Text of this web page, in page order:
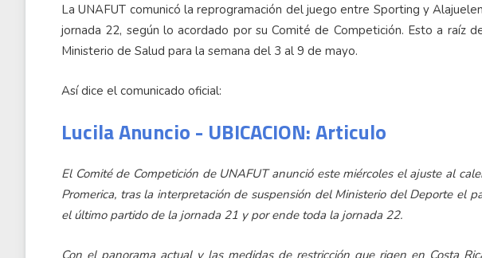
La UNAFUT comunicó la reprogramación del juego entre Sporting y
jornada 22, según lo acordado por su Comité de Competición. Esto a raíz
Ministerio de Salud para la semana del 3 al 9 de mayo.
Así dice el comunicado oficial:
Lucila Anuncio - UBICACION: Articulo
El Comité de Competición de UNAFUT anunció este miércoles el ajuste al
Promerica, tras la interpretación de suspensión del Ministerio del Deporte el
el último partido de la jornada 21 y por ende toda la jornada 22.